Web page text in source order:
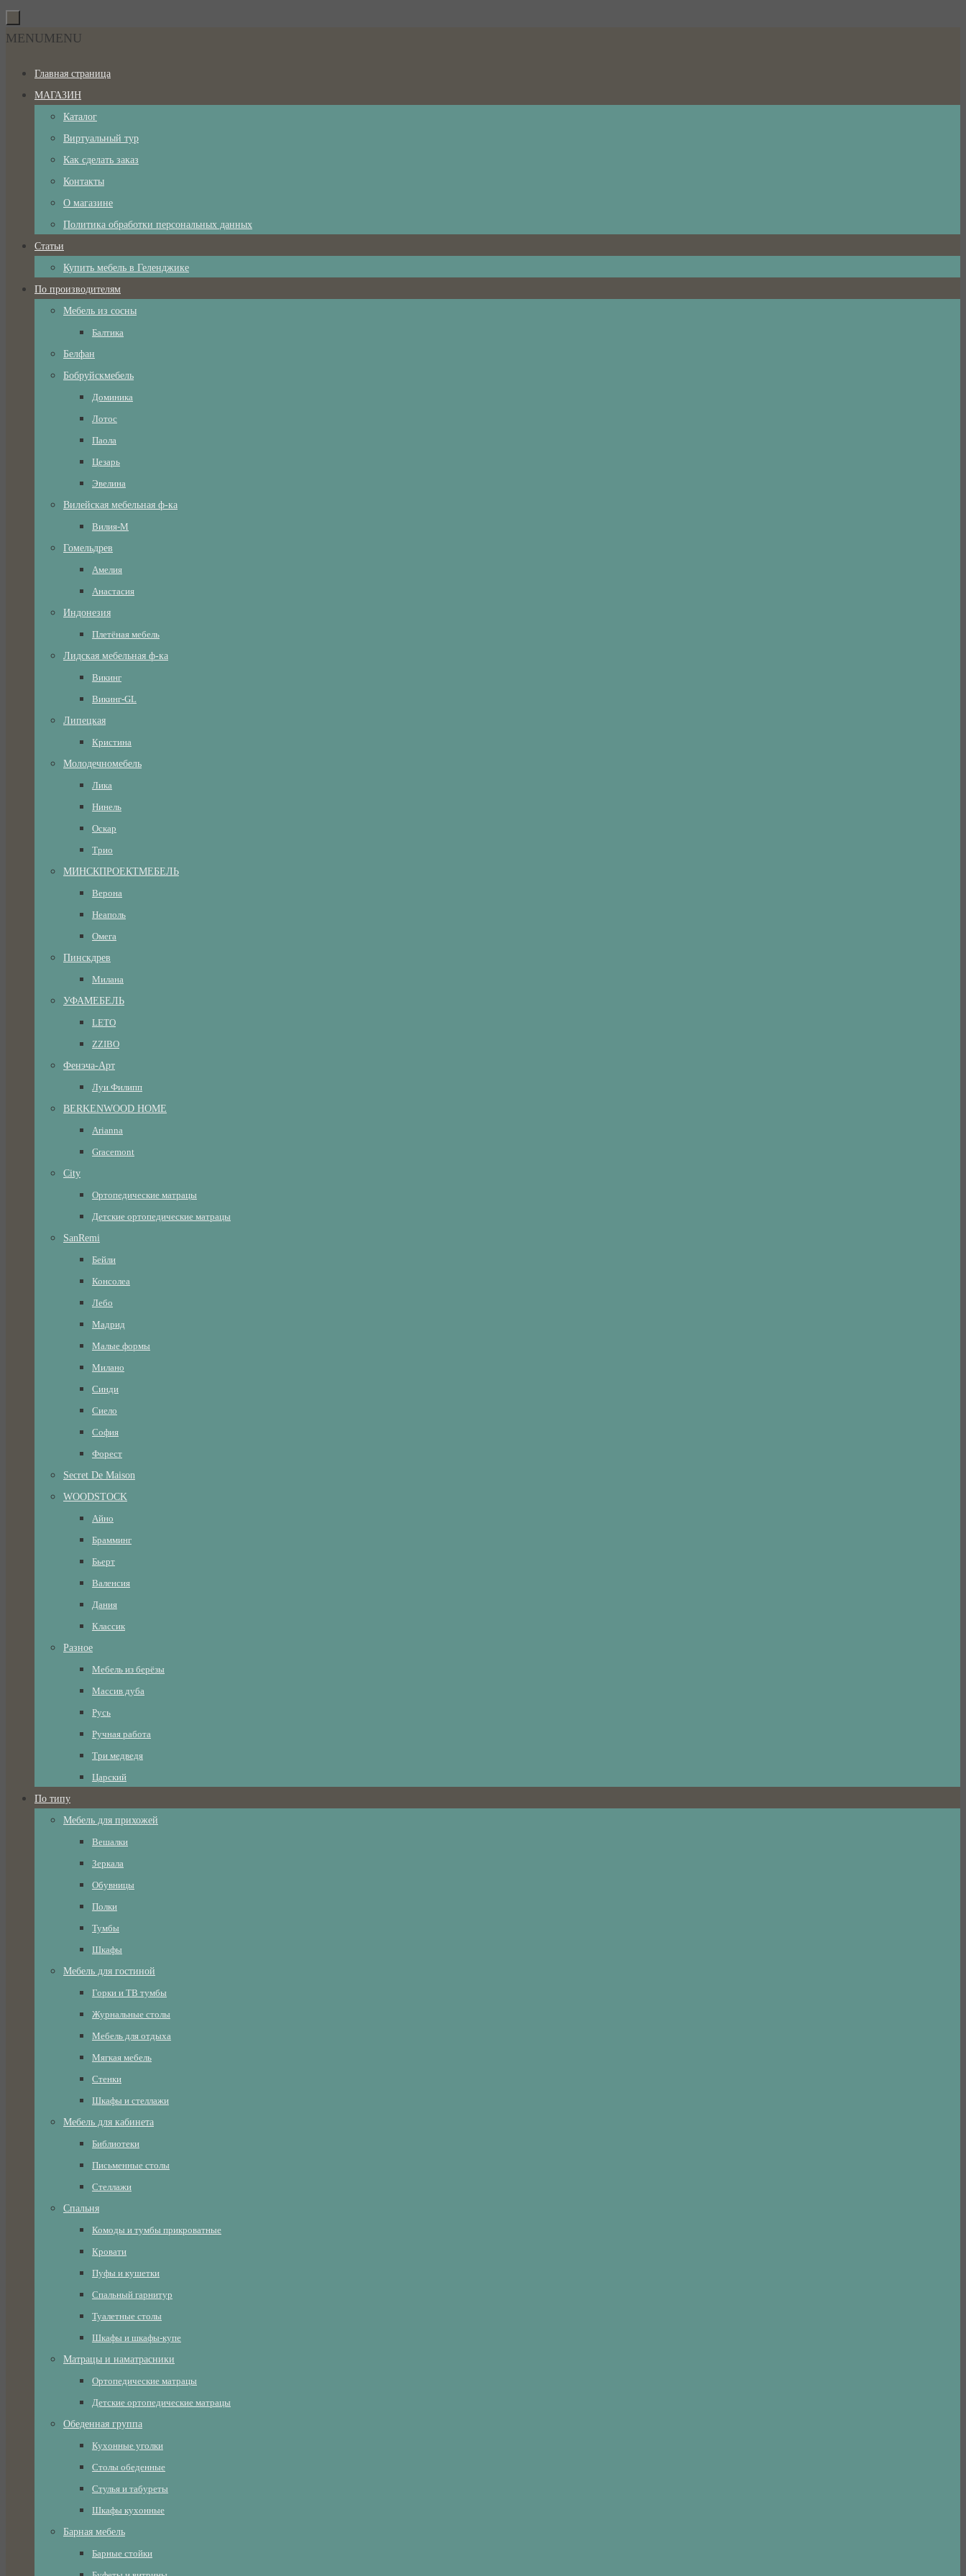
к
Перейти
содержимому
MENUMENU
Главная страница
МАГАЗИН
Каталог
Виртуальный тур
Как сделать заказ
Контакты
О магазине
Политика обработки персональных данных
Статьи
Купить мебель в Геленджике
По производителям
Мебель из сосны
Балтика
Белфан
Бобруйскмебель
Доминика
Лотос
Паола
Цезарь
Эвелина
Вилейская мебельная ф-ка
Вилия-М
Гомельдрев
Амелия
Анастасия
Индонезия
Плетёная мебель
Лидская мебельная ф-ка
Викинг
Викинг-GL
Липецкая
Кристина
Молодечномебель
Лика
Нинель
Оскар
Трио
МИНСКПРОЕКТМЕБЕЛЬ
Верона
Неаполь
Омега
Пинскдрев
Милана
УФАМЕБЕЛЬ
LETO
ZZIBO
Фенэча-Арт
Луи Филипп
BERKENWOOD HOME
Arianna
Gracemont
City
Ортопедические матрацы
Детские ортопедические матрацы
SanRemi
Бейли
Консолеа
Лебо
Мадрид
Малые формы
Милано
Синди
Сиело
София
Форест
Secret De Maison
WOODSTOCK
Айно
Брамминг
Бьерт
Валенсия
Дания
Классик
Разное
Мебель из берёзы
Массив дуба
Русь
Ручная работа
Три медведя
Царский
По типу
Мебель для прихожей
Вешалки
Зеркала
Обувницы
Полки
Тумбы
Шкафы
Мебель для гостиной
Горки и ТВ тумбы
Журнальные столы
Мебель для отдыха
Мягкая мебель
Стенки
Шкафы и стеллажи
Мебель для кабинета
Библиотеки
Письменные столы
Стеллажи
Спальня
Комоды и тумбы прикроватные
Кровати
Пуфы и кушетки
Спальный гарнитур
Туалетные столы
Шкафы и шкафы-купе
Матрацы и наматрасники
Ортопедические матрацы
Детские ортопедические матрацы
Обеденная группа
Кухонные уголки
Столы обеденные
Стулья и табуреты
Шкафы кухонные
Барная мебель
Барные стойки